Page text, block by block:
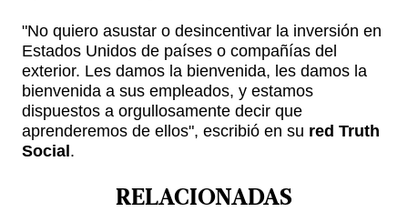
"No quiero asustar o desincentivar la inversión en
Estados Unidos de países o compañías del
exterior. Les damos la bienvenida, les damos la
bienvenida a sus empleados, y estamos
dispuestos a orgullosamente decir que
aprenderemos de ellos", escribió en su red Truth
Social .
RELACIONADAS